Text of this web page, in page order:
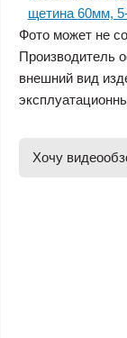
Фото может не
Производитель
внешний вид
Хочу